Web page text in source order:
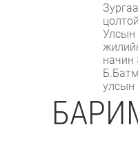
Улсын
начин
улсын